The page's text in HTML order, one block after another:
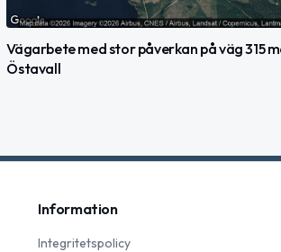
Vägarbete med stor påverkan på väg 315
Östavall
Information
Integritetspolicy